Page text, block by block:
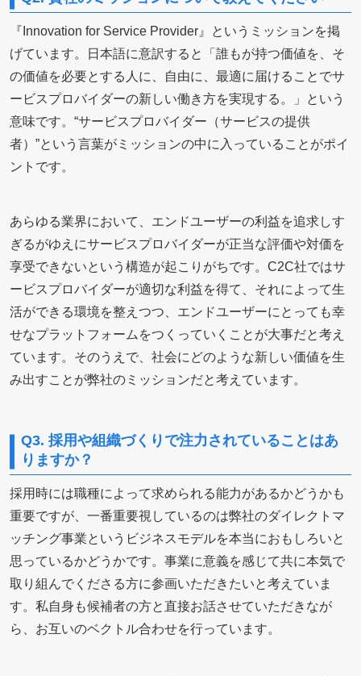
『Innovation for Service Provider』というミッションを掲
げています。日本語に意訳すると「誰もが持つ価値を、そ
の価値を必要とする人に、自由に、最適に届けることでサ
ービスプロバイダーの新しい働き方を実現する。」という
意味です。“サービスプロバイダー（サービスの提供
者）”という言葉がミッションの中に入っていることがポイ
ントです。
あらゆる業界において、エンドユーザーの利益を追求しす
ぎるがゆえにサービスプロバイダーが正当な評価や対価を
享受できないという構造が起こりがちです。C2C社ではサ
ービスプロバイダーが適切な利益を得て、それによって生
活ができる環境を整えつつ、エンドユーザーにとっても幸
せなプラットフォームをつくっていくことが大事だと考え
ています。そのうえで、社会にどのような新しい価値を生
み出すことが弊社のミッションだと考えています。
Q3. 採用や組織づくりで注力されていることはあ
りますか？
採用時には職種によって求められる能力があるかどうかも
重要ですが、一番重要視しているのは弊社のダイレクトマ
ッチング事業というビジネスモデルを本当におもしろいと
思っているかどうかです。 事業に意義を感じて共に本気で
取り組んでくださる方に参画いただきたいと考えていま
す。私自身も候補者の方と直接お話させていただきなが
ら、お互いのベクトル合わせを行っています。